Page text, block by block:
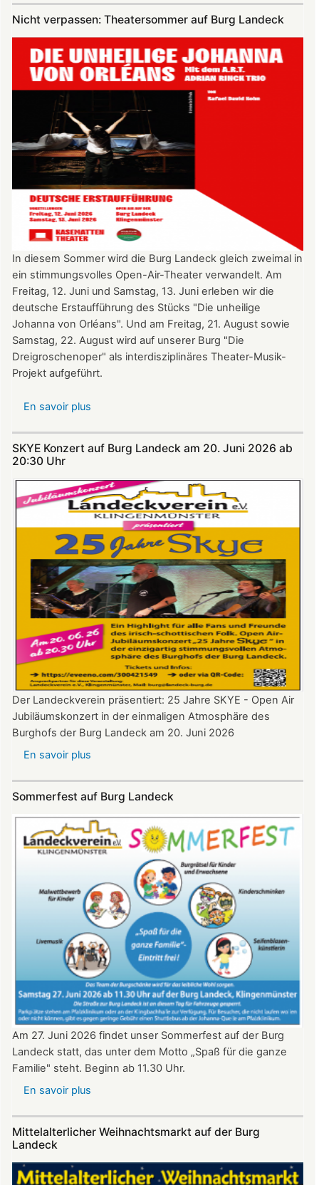
4.
2026
nach
Freiburg
Nicht verpassen: Theatersommer auf Burg Landeck
In diesem Sommer wird die Burg Landeck gleich zweimal in
ein stimmungsvolles Open-Air-Theater verwandelt. Am
Freitag, 12. Juni und Samstag, 13. Juni erleben wir die
deutsche Erstaufführung des Stücks "Die unheilige
Johanna von Orléans". Und am Freitag, 21. August sowie
Samstag, 22. August wird auf unserer Burg "Die
Dreigroschenoper" als interdisziplinäres Theater-Musik-
Projekt aufgeführt.
En savoir plus
Theatersommer
Burg
Landeck
SKYE Konzert auf Burg Landeck am 20. Juni 2026 ab
20:30 Uhr​​​​​​​​​​​​​​
Der Landeckverein präsentiert: 25 Jahre SKYE - Open Air
Jubiläumskonzert in der einmaligen Atmosphäre des
Burghofs der Burg Landeck am 20. Juni 2026
En savoir plus
auf
Burg
Landeck
am
Juni
2026
ab
20:30
Uhr​​​​​​​​​​​​​​
Sommerfest auf Burg Landeck
Am 27. Juni 2026 findet unser Sommerfest auf der Burg
Landeck statt, das unter dem Motto „Spaß für die ganze
Familie" steht. Beginn ab 11.30 Uhr.
En savoir plus
Burg
Mittelalterlicher Weihnachtsmarkt auf der Burg
Landeck